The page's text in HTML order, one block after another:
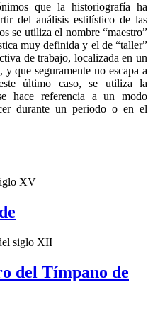
que la historiografía ha
del análisis estilístico de las
se utiliza el nombre “maestro”
muy definida y el de “taller”
de trabajo, localizada en un
que seguramente no escapa a
último caso, se utiliza la
hace referencia a un modo
durante un periodo o en el
XV
siglo XII
del Tímpano de